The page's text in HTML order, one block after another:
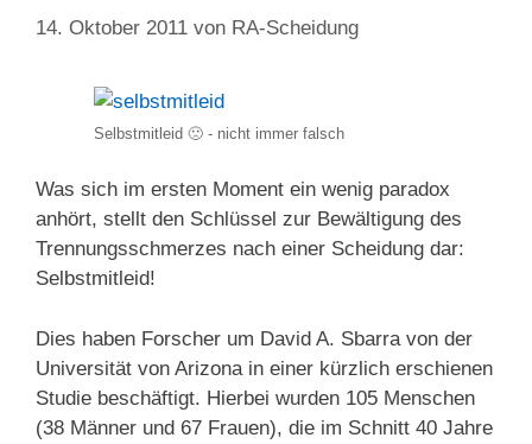
14. Oktober 2011 von RA-Scheidung
Selbstmitleid 🙁 - nicht immer falsch
Was sich im ersten Moment ein wenig paradox
anhört, stellt den Schlüssel zur Bewältigung des
Trennungsschmerzes nach einer Scheidung dar:
Selbstmitleid!
Dies haben Forscher um David A. Sbarra von der
Universität von Arizona in einer kürzlich erschienen
Studie beschäftigt. Hierbei wurden 105 Menschen
(38 Männer und 67 Frauen), die im Schnitt 40 Jahre